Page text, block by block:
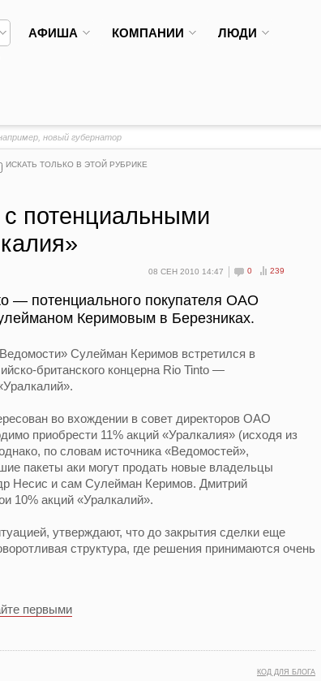
АФИША КОМПАНИИ ЛЮДИ
ИСКАТЬ ТОЛЬКО В ЭТОЙ РУБРИКЕ
потенциальными
08 СЕН 2010 14:47 0 239
— потенциального покупателя ОАО
Керимовым в Березниках.
Сулейман Керимов встретился в
британского концерна Rio Tinto —
во вхождении в совет директоров ОАО
приобрести 11% акций «Уралкалия» (исходя из
по словам источника «Ведомостей»,
пакеты аки могут продать новые владельцы
Несис и сам Сулейман Керимов. Дмитрий
10% акций «Уралкалий».
утверждают, что до закрытия сделки еще
структура, где решения принимаются очень
первыми
КОД ДЛЯ БЛОГА